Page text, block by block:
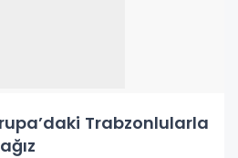
Trabzonlularla